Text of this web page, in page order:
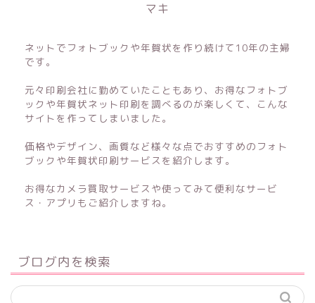
マキ
ネットでフォトブックや年賀状を作り続けて10年の主婦
です。
元々印刷会社に勤めていたこともあり、お得なフォトブ
ックや年賀状ネット印刷を調べるのが楽しくて、こんな
サイトを作ってしまいました。
価格やデザイン、画質など様々な点でおすすめのフォト
ブックや年賀状印刷サービスを紹介します。
お得なカメラ買取サービスや使ってみて便利なサービ
ス・アプリもご紹介しますね。
ブログ内を検索